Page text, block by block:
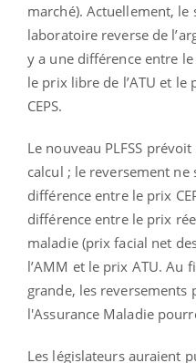
marché). Actuellement,
laboratoire reverse de
y a une différence entre
le prix libre de l’ATU et
CEPS.
Le nouveau PLFSS
calcul ; le reversement ne
différence entre le prix
différence entre le prix
maladie (prix facial net
l’AMM et le prix ATU. Au
grande, les reversements
l'Assurance Maladie
Les législateurs auraient